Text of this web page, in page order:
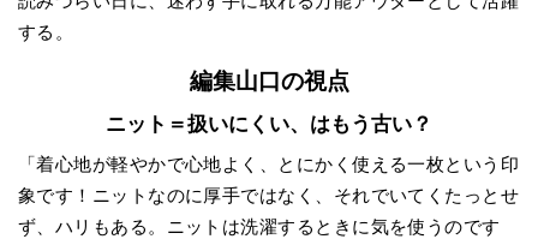
する。
編集山口の視点
ニット＝扱いにくい、はもう古い？
「着心地が軽やかで心地よく、とにかく使える一枚という印
象です！ニットなのに厚手ではなく、それでいてくたっとせ
ず、ハリもある。ニットは洗濯するときに気を使うのです